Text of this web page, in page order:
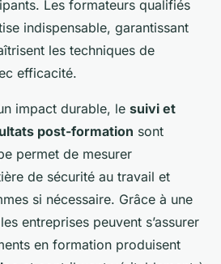
Les formateurs qualifiés
indispensable, garantissant
les techniques de
efficacité.
impact durable, le suivi et
post-formation sont
permet de mesurer
de sécurité au travail et
si nécessaire. Grâce à une
entreprises peuvent s’assurer
en formation produisent